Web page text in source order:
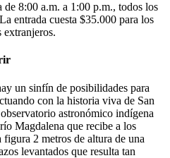
8:00 a.m. a 1:00 p.m., todos los
entrada cuesta $35.000 para los
extranjeros.
un sinfín de posibilidades para
con la historia viva de San
astronómico indígena
Magdalena que recibe a los
2 metros de altura de una
levantados que resulta tan